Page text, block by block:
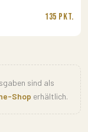
135 Pkt.
sind als
Shop erhältlich.